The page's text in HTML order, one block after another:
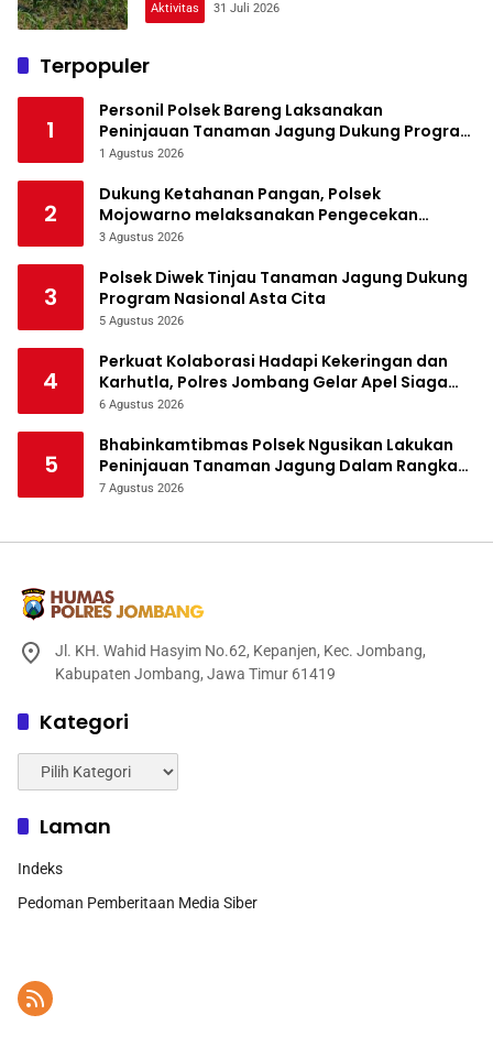
Aktivitas 31 Juli 2026
Terpopuler
1
Personil Polsek Bareng Laksanakan
Peninjauan Tanaman Jagung Dukung Program
Ketahanan Pangan
1 Agustus 2026
2
Dukung Ketahanan Pangan, Polsek
Mojowarno melaksanakan Pengecekan
Tanaman Jagung
3 Agustus 2026
3
Polsek Diwek Tinjau Tanaman Jagung Dukung
Program Nasional Asta Cita
5 Agustus 2026
4
Perkuat Kolaborasi Hadapi Kekeringan dan
Karhutla, Polres Jombang Gelar Apel Siaga
Bencana
6 Agustus 2026
5
Bhabinkamtibmas Polsek Ngusikan Lakukan
Peninjauan Tanaman Jagung Dalam Rangka
Mendukung Ketahanan Pangan
7 Agustus 2026
Jl. KH. Wahid Hasyim No.62, Kepanjen, Kec. Jombang,
Kabupaten Jombang, Jawa Timur 61419
Kategori
Kategori
Laman
Indeks
Pedoman Pemberitaan Media Siber